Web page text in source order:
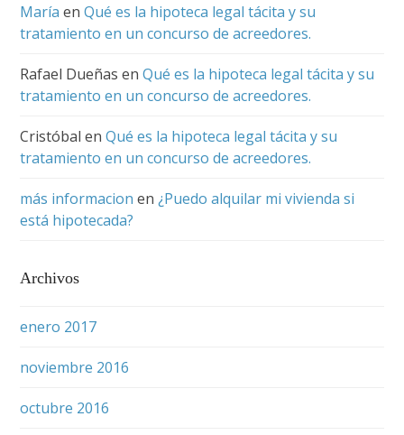
María enQué es la hipoteca legal tácita y su
tratamiento en un concurso de acreedores.
Rafael Dueñas enQué es la hipoteca legal tácita y su
tratamiento en un concurso de acreedores.
Cristóbal enQué es la hipoteca legal tácita y su
tratamiento en un concurso de acreedores.
más informacion en¿Puedo alquilar mi vivienda si
está hipotecada?
Archivos
enero 2017
noviembre 2016
octubre 2016